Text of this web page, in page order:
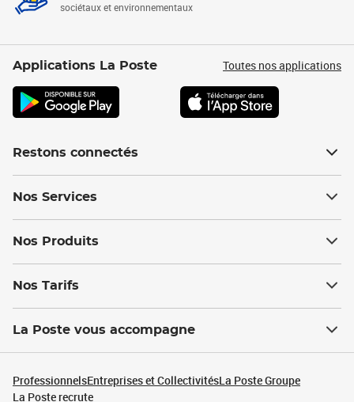
sociétaux et environnementaux
Applications La Poste Toutes nos applications
Restons connectés
Nos Services
Nos Produits
Nos Tarifs
La Poste vous accompagne
ProfessionnelsEntreprises et CollectivitésLa Poste Groupe
La Poste recrute